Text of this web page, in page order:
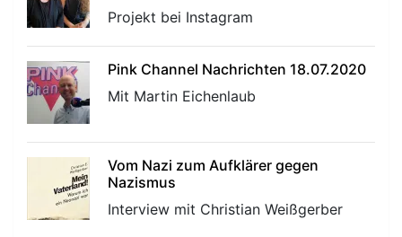
Projekt bei Instagram
Pink Channel Nachrichten 18.07.2020
Mit Martin Eichenlaub
Vom Nazi zum Aufklärer gegen
Nazismus
Interview mit Christian Weißgerber